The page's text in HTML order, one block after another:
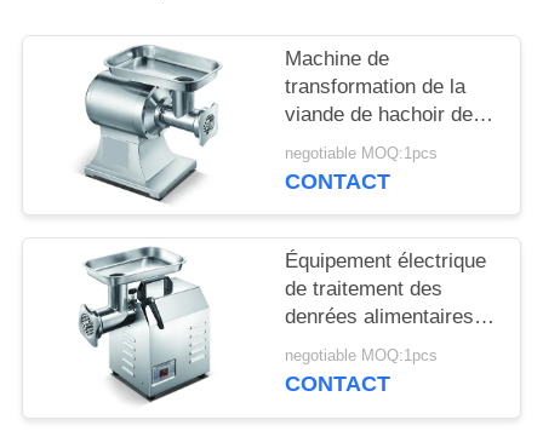
DEMANDEZ
UN DEVIS
PLAN
SITE
PRIVACY
POLICY
Machine de
transformation de la
viande de hachoir de
machines de traitement
des denrées
d'acier inoxydable
negotiable MOQ:1pcs
CONTACT
Équipement électrique
de traitement des
denrées alimentaires
des produits
alimentaires d'acier
negotiable MOQ:1pcs
CONTACT